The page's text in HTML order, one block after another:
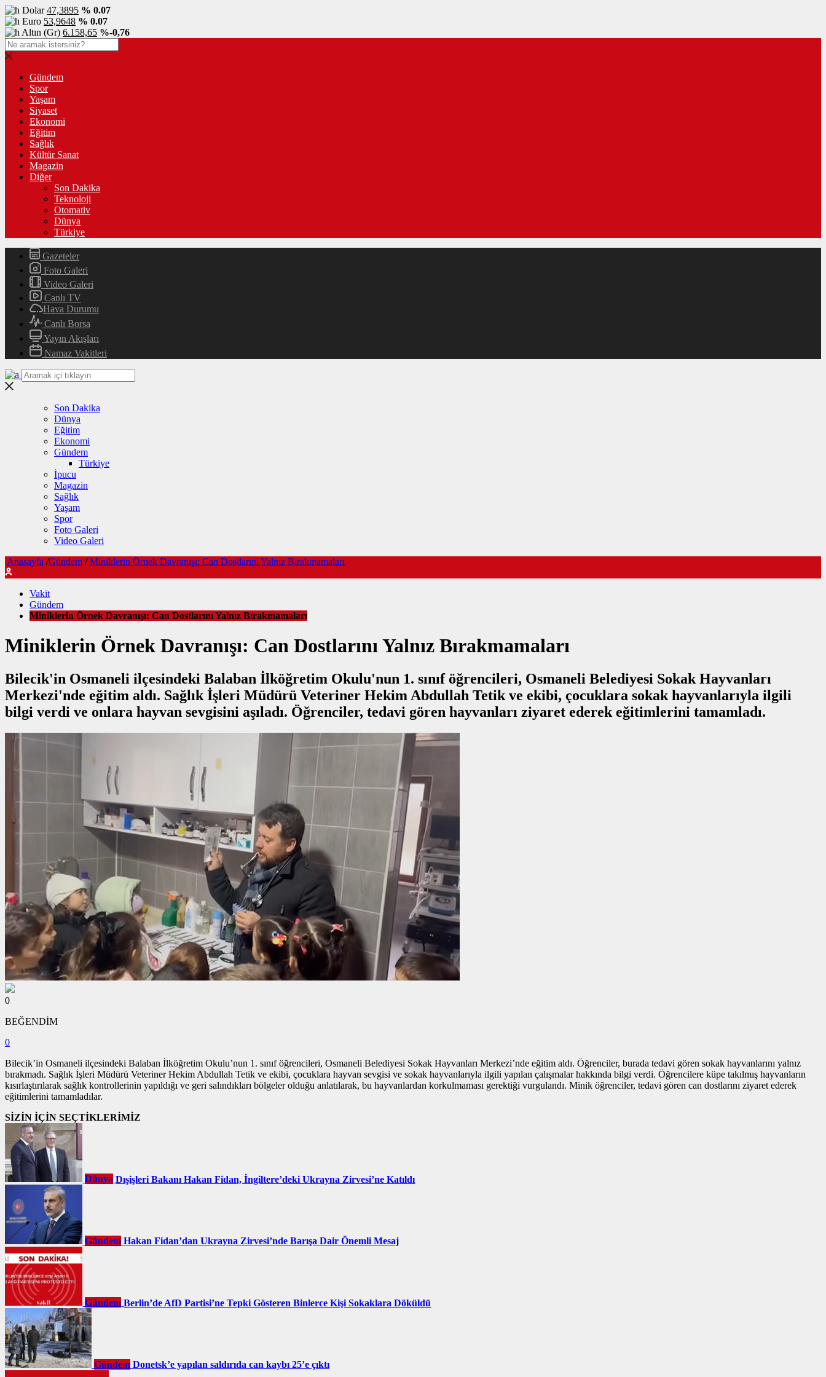
Dolar47,3895 % 0.07
Euro 53,9648 % 0.07
Altın (Gr) 6.158,65 %-0,76
Gündem
Spor
Yaşam
Siyaset
Ekonomi
Eğitim
Sağlık
Kültür Sanat
Magazin
Diğer
Son Dakika
Teknoloji
Otomativ
Dünya
Türkiye
Gazeteler
Foto Galeri
Video Galeri
Canlı TV
Hava Durumu
Canlı Borsa
Yayın Akışları
Namaz Vakitleri
Son Dakika
Dünya
Eğitim
Ekonomi
Gündem
Türkiye
İpucu
Magazin
Sağlık
Yaşam
Spor
Foto Galeri
Video Galeri
Anasayfa /Gündem / Miniklerin Örnek Davranışı: Can Dostlarını Yalnız Bırakmamaları
Vakit
Gündem
Miniklerin Örnek Davranışı: Can Dostlarını Yalnız Bırakmamaları
Miniklerin Örnek Davranışı: Can Dostlarını Yalnız Bırakmamaları
Bilecik'in Osmaneli ilçesindeki Balaban İlköğretim Okulu'nun 1. sınıf öğrencileri, Osmaneli Belediyesi Sokak Hayvanları
Merkezi'nde eğitim aldı. Sağlık İşleri Müdürü Veteriner Hekim Abdullah Tetik ve ekibi, çocuklara sokak hayvanlarıyla ilgili
bilgi verdi ve onlara hayvan sevgisini aşıladı. Öğrenciler, tedavi gören hayvanları ziyaret ederek eğitimlerini tamamladı.
0
BEĞENDİM
0
Bilecik’in Osmaneli ilçesindeki Balaban İlköğretim Okulu’nun 1. sınıf öğrencileri, Osmaneli Belediyesi Sokak Hayvanları Merkezi’nde eğitim aldı. Öğrenciler, burada tedavi gören sokak hayvanlarını yalnız
bırakmadı. Sağlık İşleri Müdürü Veteriner Hekim Abdullah Tetik ve ekibi, çocuklara hayvan sevgisi ve sokak hayvanlarıyla ilgili yapılan çalışmalar hakkında bilgi verdi. Öğrencilere küpe takılmış hayvanların
kısırlaştırılarak sağlık kontrollerinin yapıldığı ve geri salındıkları bölgeler olduğu anlatılarak, bu hayvanlardan korkulmaması gerektiği vurgulandı. Minik öğrenciler, tedavi gören can dostlarını ziyaret ederek
eğitimlerini tamamladılar.
SİZİN İÇİN SEÇTİKLERİMİZ
Dünya Dışişleri Bakanı Hakan Fidan, İngiltere’deki Ukrayna Zirvesi’ne Katıldı
Gündem Hakan Fidan’dan Ukrayna Zirvesi’nde Barışa Dair Önemli Mesaj
Gündem Berlin’de AfD Partisi’ne Tepki Gösteren Binlerce Kişi Sokaklara Döküldü
Gündem Donetsk’e yapılan saldırıda can kaybı 25’e çıktı